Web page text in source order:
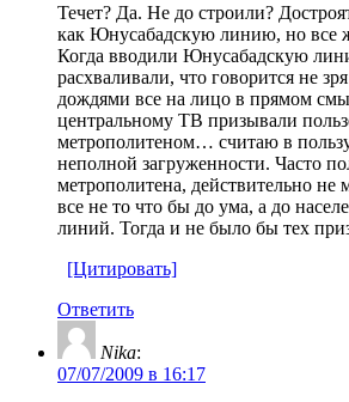
Течет? Да. Не до строили?
как Юнусабадскую линию, но все
Когда вводили Юнусабадскую
расхваливали, что говорится не
дождями все на лицо в прямом
центральному ТВ призывали
метрополитеном… считаю в
неполной загруженности. Часто
метрополитена, действительно не
все не то что бы до ума, а до
линий. Тогда и не было бы тех
[Цитировать]
Ответить
Nika:
07/07/2009 в 16:17